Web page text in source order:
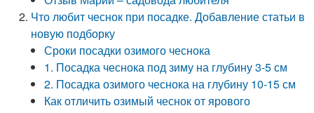
Что любит чеснок при посадке. Добавление статьи в
новую подборку
Сроки посадки озимого чеснока
1. Посадка чеснока под зиму на глубину 3-5 см
2. Посадка озимого чеснока на глубину 10-15 см
Как отличить озимый чеснок от ярового